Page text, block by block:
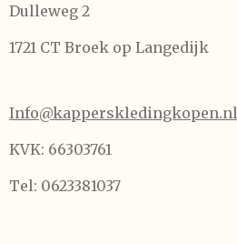
Dulleweg 2
1721 CT Broek op Langedijk
Info@kapperskledingkopen.nl
KVK: 66303761
Tel: 0623381037